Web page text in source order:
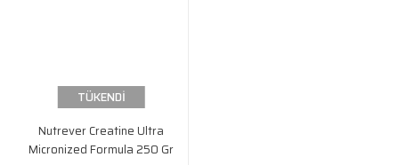
TÜKENDİ
Nutrever Creatine Ultra
Micronized Formula 250 Gr